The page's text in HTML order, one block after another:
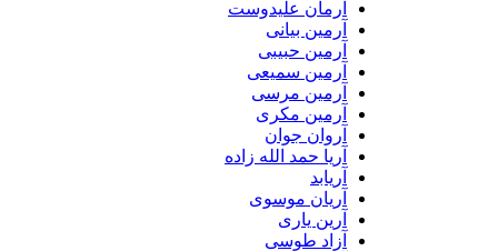
آرمان علیدوست
آرمین بیانی
آرمین حبیبی
آرمین سمیعی
آرمین مرسی
آرمین مکری
آروان جوان
آریا حمد الله زاده
آریان موسوی
آرین یاری
آزاد طوسی